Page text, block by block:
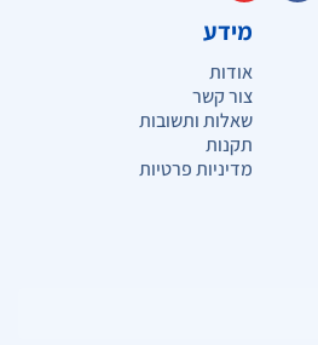
מידע
אודות
צור קשר
שאלות ותשובות
תקנות
מדיניות פרטיות